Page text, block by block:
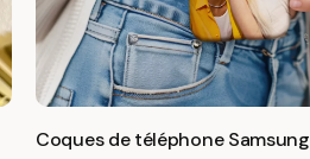
Coques de téléphone Samsung